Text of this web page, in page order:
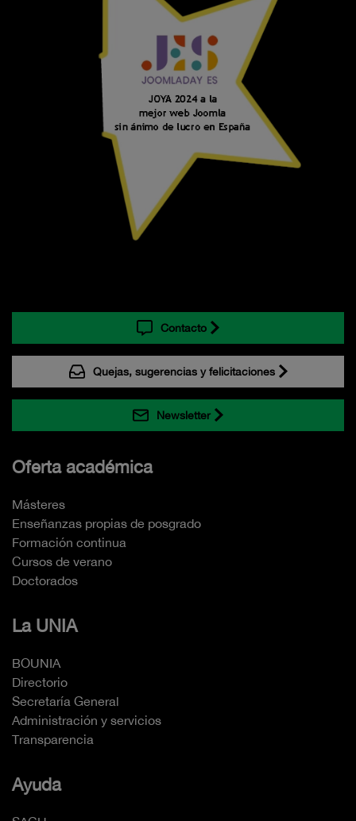
Contacto
Quejas, sugerencias y felicitaciones
Newsletter
Oferta académica
Másteres
Enseñanzas propias de posgrado
Formación continua
Cursos de verano
Doctorados
La UNIA
BOUNIA
Directorio
Secretaría General
Administración y servicios
Transparencia
Ayuda